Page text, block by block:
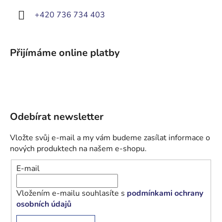
+420 736 734 403
Přijímáme online platby
Odebírat newsletter
Vložte svůj e-mail a my vám budeme zasílat informace o
nových produktech na našem e-shopu.
E-mail
Vložením e-mailu souhlasíte s podmínkami ochrany
osobních údajů